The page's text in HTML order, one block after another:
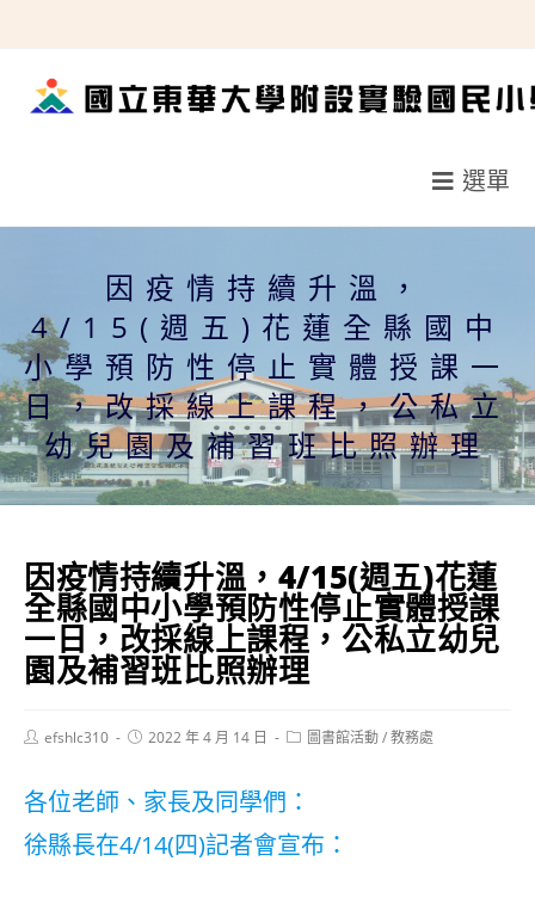
轉
選單
因疫情持續升溫，
4/15(週五)花蓮全縣國中
小學預防性停止實體授課一
日，改採線上課程，公私立
幼兒園及補習班比照辦理
因疫情持續升溫，4/15(週五)花蓮
全縣國中小學預防性停止實體授課
一日，改採線上課程，公私立幼兒
園及補習班比照辦理
Postefshlc310
Post2022 年 4 月 14 日
Post圖書館活動/教務處
各位老師、家長及同學們：
徐縣長在4/14(四)記者會宣布：